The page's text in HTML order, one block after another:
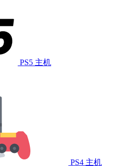
PS5 主机
PS4 主机